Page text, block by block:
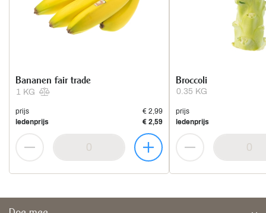
1 KG
Bananen fair trade
prijs
€ 2,99
ledenprijs
€ 2,59
0.35 KG
Broccoli
prijs
ledenprijs